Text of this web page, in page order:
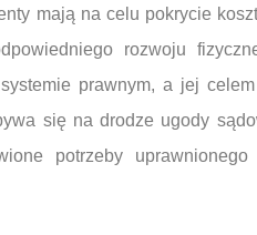
mają na celu pokrycie
rozwoju
prawnym, a jej
się na drodze ugody
potrzeby